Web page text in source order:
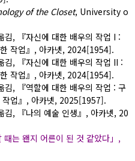
of the Closet, University o
김, 『자신에 대한 배우의 작업 I :
작업』, 아카넷, 2024[1954].
김, 『자신에 대한 배우의 작업 II :
작업』, 아카넷, 2024[1954].
김, 『역할에 대한 배우의 작업 : 구
작업』, 아카넷, 2025[1957].
김, 『나의 예술 인생』, 아카넷, 20
는 왠지 어른이 된 것 같았다」,